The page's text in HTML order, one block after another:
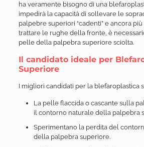
ha veramente bisogno di una
impedirà la capacità di sollevare le
palpebre superiori “cadenti” e ancora più
trattare le rughe della fronte, è
pelle della palpebra superiore sciolta.
Il candidato ideale per
Superiore
I migliori candidati per la blefaroplastica
La pelle flaccida o cascante sulla
il contorno naturale della palpebra
Sperimentano la perdita del
della palpebra superiore.